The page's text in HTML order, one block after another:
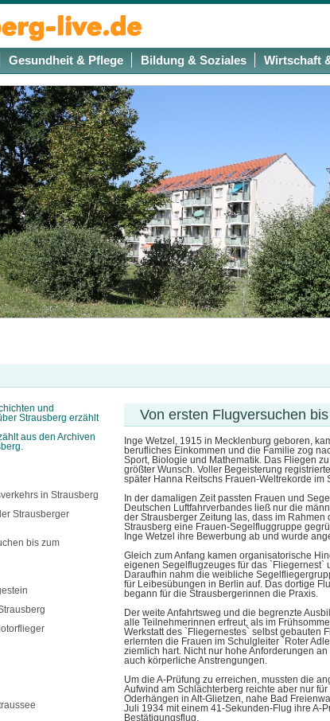
Gesundheit & Pflege Bildung & Soziales Wirtschaft
und
Strausberg erzählt
aus den Archiven
in Strausberg
Strausberger
bis zum
Von ersten Flugversuchen
Inge Wetzel, 1915 in Mecklenburg geboren,
berufliches Einkommen und die Familie zog
Sport, Biologie und Mathematik. Das Fliegen
größter Wunsch. Voller Begeisterung
später Hanna Reitschs Frauen-Weltrekorde im
In der damaligen Zeit passten Frauen und
Deutschen Luftfahrverbandes ließ nur die
der Strausberger Zeitung las, dass im
Strausberg eine Frauen-Segelfluggruppe
Inge Wetzel ihre Bewerbung ab und wurde
Gleich zum Anfang kamen organisatorische
eigenen Segelflugzeuges für das
Daraufhin nahm die weibliche
für Leibesübungen in Berlin auf. Das dortige
begann für die Strausbergerinnen die Praxis.
Der weite Anfahrtsweg und die begrenzte
alle Teilnehmerinnen erfreut, als im
Werkstatt des `Fliegernestes` selbst gebauten
erlernten die Frauen im Schulgleiter `Roter
ziemlich hart. Nicht nur hohe Anforderungen
auch körperliche Anstrengungen.
Um die A-Prüfung zu erreichen, mussten die
Aufwind am Schlächterberg reichte aber nur
Oderhängen in Alt-Glietzen, nahe Bad
Juli 1934 mit einem 41-Sekunden-Flug ihre A-
Bestätigungsflug.